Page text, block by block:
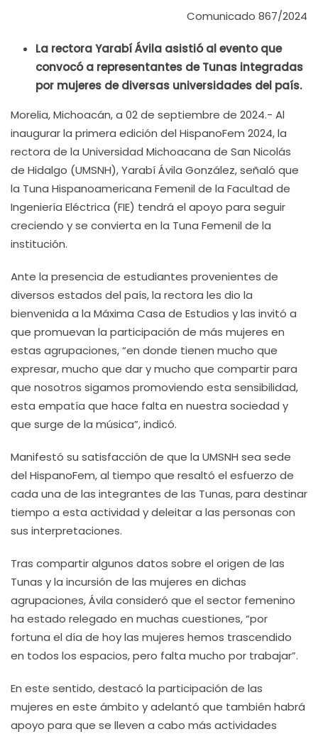
Comunicado 867/2024
La rectora Yarabí Ávila asistió al evento que
convocó a representantes de Tunas integradas
por mujeres de diversas universidades del país.
Morelia, Michoacán, a 02 de septiembre de 2024.- Al
inaugurar la primera edición del HispanoFem 2024, la
rectora de la Universidad Michoacana de San Nicolás
de Hidalgo (UMSNH), Yarabí Ávila González, señaló que
la Tuna Hispanoamericana Femenil de la Facultad de
Ingeniería Eléctrica (FIE) tendrá el apoyo para seguir
creciendo y se convierta en la Tuna Femenil de la
institución.
Ante la presencia de estudiantes provenientes de
diversos estados del país, la rectora les dio la
bienvenida a la Máxima Casa de Estudios y las invitó a
que promuevan la participación de más mujeres en
estas agrupaciones, “en donde tienen mucho que
expresar, mucho que dar y mucho que compartir para
que nosotros sigamos promoviendo esta sensibilidad,
esta empatía que hace falta en nuestra sociedad y
que surge de la música”, indicó.
Manifestó su satisfacción de que la UMSNH sea sede
del HispanoFem, al tiempo que resaltó el esfuerzo de
cada una de las integrantes de las Tunas, para destinar
tiempo a esta actividad y deleitar a las personas con
sus interpretaciones.
Tras compartir algunos datos sobre el origen de las
Tunas y la incursión de las mujeres en dichas
agrupaciones, Ávila consideró que el sector femenino
ha estado relegado en muchas cuestiones, “por
fortuna el día de hoy las mujeres hemos trascendido
en todos los espacios, pero falta mucho por trabajar”.
En este sentido, destacó la participación de las
mujeres en este ámbito y adelantó que también habrá
apoyo para que se lleven a cabo más actividades